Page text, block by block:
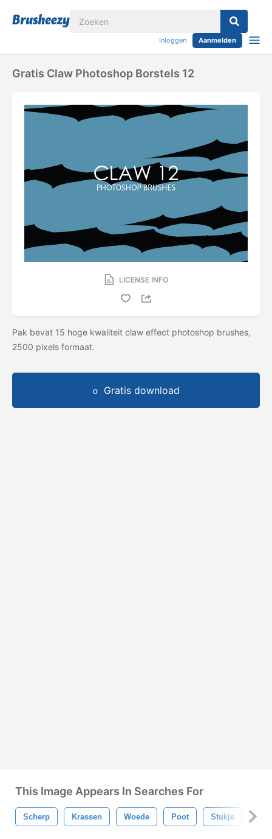
Inloggen Aanmelden
Gratis Claw Photoshop Borstels 12
LICENSE INFO
Pak bevat 15 hoge kwaliteit claw effect photoshop brushes,
2500 pixels formaat.
Gratis download
This Image Appears In Searches For
Scherp Krassen Woede Poot Stukje